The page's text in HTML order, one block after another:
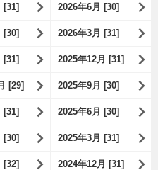
[31] 2026年6月 [30]
[30] 2026年3月 [31]
[31] 2025年12月 [31]
[29] 2025年9月 [30]
[31] 2025年6月 [30]
[30] 2025年3月 [31]
[32] 2024年12月 [31]